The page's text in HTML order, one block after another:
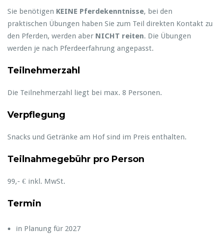
Sie benötigen KEINE Pferdekenntnisse, bei den
praktischen Übungen haben Sie zum Teil direkten Kontakt zu
den Pferden, werden aber NICHT reiten. Die Übungen
werden je nach Pferdeerfahrung angepasst.
Teilnehmerzahl
Die Teilnehmerzahl liegt bei max. 8 Personen.
Verpflegung
Snacks und Getränke am Hof sind im Preis enthalten.
Teilnahmegebühr pro Person
99,- € inkl. MwSt.
Termin
in Planung für 2027